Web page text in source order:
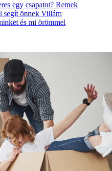
egy csapatot? Remek
segít önnek Villám
és mi örömmel